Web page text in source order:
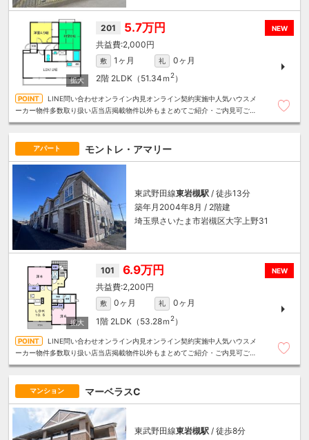
NEW
201 5.7万円
2,000円
敷 1ヶ月 礼
0ヶ月
2階 2LDK（51.34ｍ2）
LINE問い合わせオンライン内見オンライン契約実施中人気ハウスメ
ーカー物件多数取り扱い店当店掲載物件以外もまとめてご紹介・ご内見可ご予
アパート モントレ・アマリー
東武野田線東岩槻駅 / 徒歩13分
築年月2004年8月 / 2階建
埼玉県さいたま市岩槻区大字上野31
NEW
101 6.9万円
2,200円
敷 0ヶ月 礼
0ヶ月
1階 2LDK（53.28ｍ 2）
LINE問い合わせオンライン内見オンライン契約実施中人気ハウスメ
ーカー物件多数取り扱い店当店掲載物件以外もまとめてご紹介・ご内見可ご予
マンション マーベラスC
東武野田線東岩槻駅 / 徒歩8分